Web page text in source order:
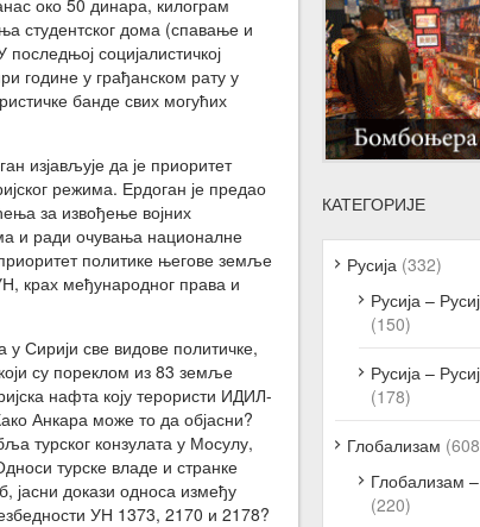
око 50 динара, килограм
студентског дома (спавање и
социјалистичкој
године у грађанском рату у
банде свих могућих
изјављује да је приоритет
режима. Ердоган је предао
за извођење војних
и ради очувања националне
политике његове земље
крах међународног права и
Сирији све видове политичке,
су пореклом из 83 земље
нафта коју терористи ИДИЛ-
Анкара може то да објасни?
турског конзулата у Мосулу,
турске владе и странке
јасни докази односа између
УН 1373, 2170 и 2178?
КАТЕГОРИЈЕ
Русија (332)
Русија –
(150)
Русија –
(178)
Глобализам
Глобализам
(220)